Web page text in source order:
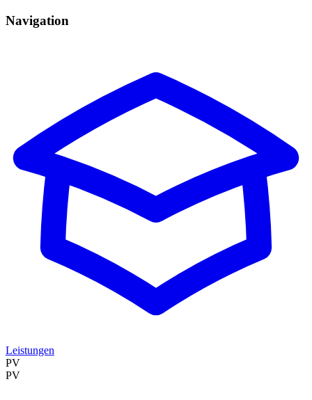
Navigation
Leistungen
PV
PV